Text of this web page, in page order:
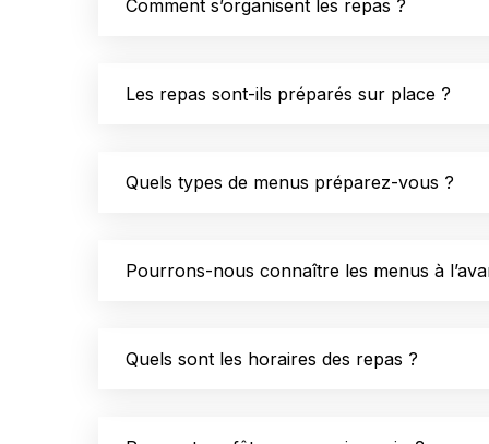
Comment s’organisent les repas ?
Les repas sont-ils préparés sur place ?
Quels types de menus préparez-vous ?
Pourrons-nous connaître les menus à
Quels sont les horaires des repas ?